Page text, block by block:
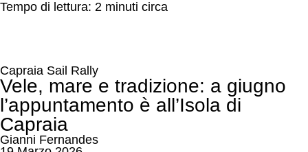
Tempo di lettura: 2 minuti circa
Capraia Sail Rally
Vele, mare e tradizione: a giugno
l’appuntamento è all’Isola di
Capraia
Gianni Fernandes